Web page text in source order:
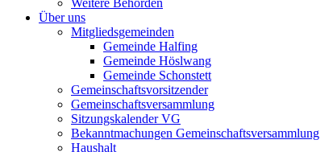
Weitere Behörden
Über uns
Mitgliedsgemeinden
Gemeinde Halfing
Gemeinde Höslwang
Gemeinde Schonstett
Gemeinschaftsvorsitzender
Gemeinschaftsversammlung
Sitzungskalender VG
Bekanntmachungen Gemeinschaftsversammlung
Haushalt